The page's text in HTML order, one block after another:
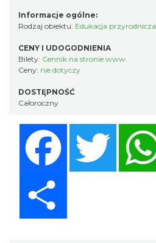
Informacje ogólne:
Rodzaj obiektu: Edukacja przyrodnicza
CENY I UDOGODNIENIA
Bilety: Cennik na stronie www.
Ceny: nie dotyczy
DOSTĘPNOŚĆ
Całoroczny
Twitter